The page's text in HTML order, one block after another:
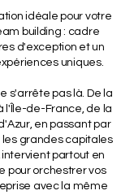
idéale pour votre
building : cadre
d'exception et un
uniques.
s'arrête pas là. De la
l'Île-de-France, de la
en passant par
les grandes capitales
partout en
pour orchestrer vos
avec la même